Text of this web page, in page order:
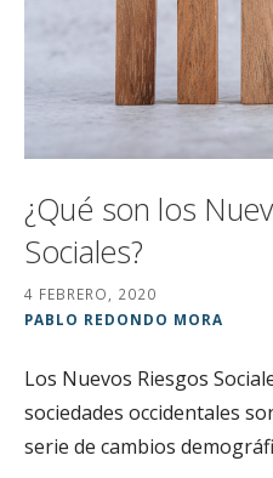
¿Qué son los
Sociales?
4 FEBRERO, 2020
PABLO REDONDO MORA
Los Nuevos Riesgos
sociedades occidentales
serie de cambios